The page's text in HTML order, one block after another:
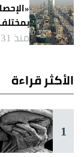
منذ 31 دقيقة
الأكثر قراءة
1